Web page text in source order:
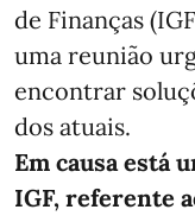
de Finanças
uma reunião
encontrar
dos atuais.
Em causa está
IGF, referente